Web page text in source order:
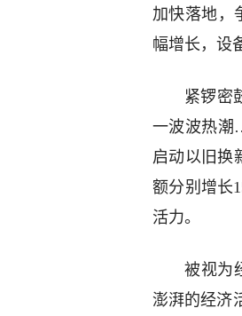
加快落地，
幅增长，设
紧锣密
一波波热潮
启动以旧换
额分别增长
活力。
被视为
澎湃的经济